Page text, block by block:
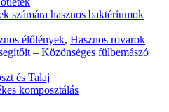
számára hasznos baktériumok
élőlények, Hasznos rovarok
– Közönséges fülbemászó
és Talaj
komposztálás